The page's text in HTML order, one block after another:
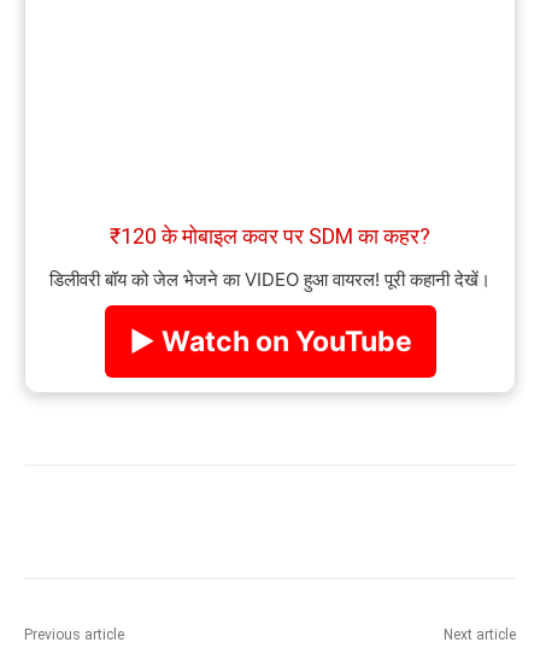
₹120 के मोबाइल कवर पर SDM का कहर?
डिलीवरी बॉय को जेल भेजने का VIDEO हुआ वायरल! पूरी कहानी देखें।
▶ Watch on YouTube
Previous article Next article